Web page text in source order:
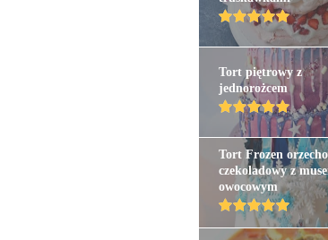
Tort piętrowy z
jednorożcem
Tort Frozen
czekoladowy z
owocowym